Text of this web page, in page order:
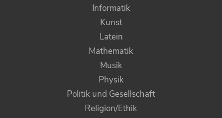
Informatik
Kunst
Latein
Mathematik
Musik
Physik
Politik und Gesellschaft
Religion/Ethik